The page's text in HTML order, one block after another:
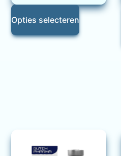
Opties selecteren